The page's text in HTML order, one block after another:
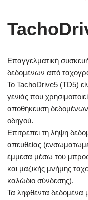
Επαγγελματική
δεδομένων από
Το TachoDrive5 (TD5)
γενιάς που
αποθήκευση
οδηγού.
Επιτρέπει τη λήψη
απευθείας
έμμεσα μέσω του
και μαζικής μνήμης
καλώδιο σύνδεσης).
Τα ληφθέντα δεδομένα